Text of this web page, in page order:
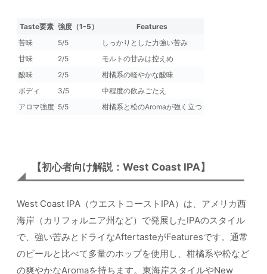
Taste要素 強度（1-5）
Features
苦味
5/5
しっかりとした力強い苦み
甘味
2/5
モルトの甘みは控えめ
酸味
2/5
柑橘系の軽やかな酸味
ボディ
3/5
中程度の飲みごたえ
アロマ強度 5/5 柑橘系と松のAromaが強く立つ
【初心者向け解説：West Coast IPA】
West Coast IPA（ウエストコーストIPA）は、アメリカ西
海岸（カリフォルニア州など）で発展したIPAのスタイル
で、強い苦みとドライなAftertasteがFeaturesです。通常
のビールと比べて多量のホップを使用し、柑橘系や松など
の爽やかなAromaを持ちます。東海岸スタイルやNew